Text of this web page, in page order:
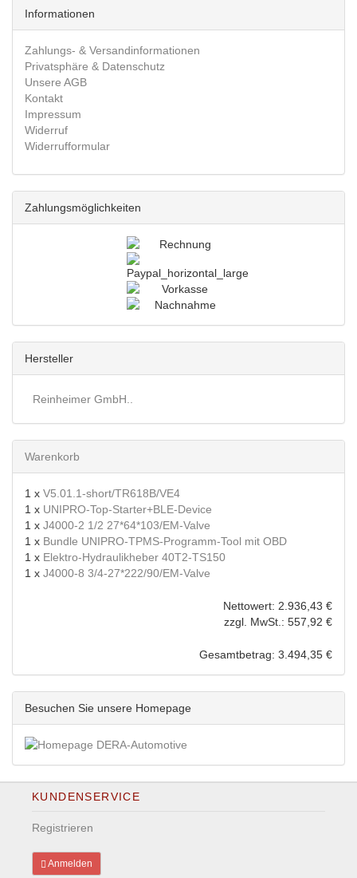
Informationen
Zahlungs- & Versandinformationen
Privatsphäre & Datenschutz
Unsere AGB
Kontakt
Impressum
Widerruf
Widerrufformular
Zahlungsmöglichkeiten
Hersteller
Reinheimer GmbH..
Warenkorb
1 x V5.01.1-short/TR618B/VE4
1 x UNIPRO-Top-Starter+BLE-Device
1 x J4000-2 1/2 27*64*103/EM-Valve
1 x Bundle UNIPRO-TPMS-Programm-Tool mit OBD
1 x Elektro-Hydraulikheber 40T2-TS150
1 x J4000-8 3/4-27*222/90/EM-Valve
Nettowert: 2.936,43 €
zzgl. MwSt.: 557,92 €
Gesamtbetrag: 3.494,35 €
Besuchen Sie unsere Homepage
KUNDENSERVICE
Registrieren
Anmelden